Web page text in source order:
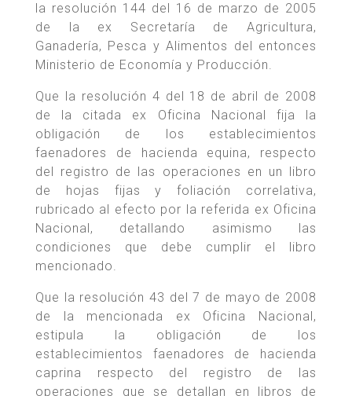
la resolución 144 del 16 de marzo de 2005
de la ex Secretaría de Agricultura,
Ganadería, Pesca y Alimentos del entonces
Ministerio de Economía y Producción.
Que la resolución 4 del 18 de abril de 2008
de la citada ex Oficina Nacional fija la
obligación de los establecimientos
faenadores de hacienda equina, respecto
del registro de las operaciones en un libro
de hojas fijas y foliación correlativa,
rubricado al efecto por la referida ex Oficina
Nacional, detallando asimismo las
condiciones que debe cumplir el libro
mencionado.
Que la resolución 43 del 7 de mayo de 2008
de la mencionada ex Oficina Nacional,
estipula la obligación de los
establecimientos faenadores de hacienda
caprina respecto del registro de las
operaciones que se detallan en libros de